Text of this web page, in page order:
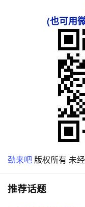
(也可用
劲来吧 版权所有 未
推荐话题